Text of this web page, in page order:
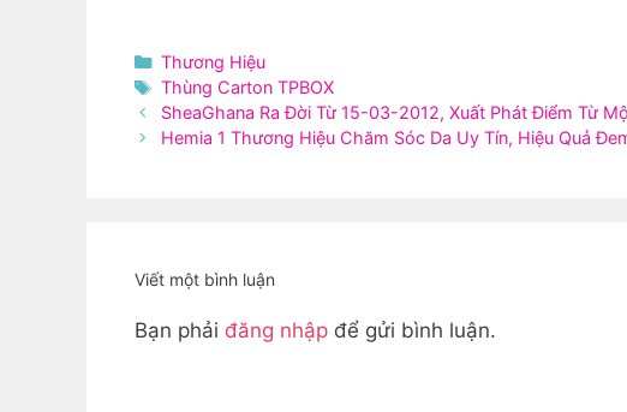
Danh
mục
Thương Hiệu
Thẻ
Thùng Carton TPBOX
SheaGhana Ra Đời Từ 15-03-2012, Xuất Phát Điểm Từ
Hemia 1 Thương Hiệu Chăm Sóc Da Uy Tín, Hiệu Quả
Viết một bình luận
Bạn phải đăng nhập để gửi bình luận.